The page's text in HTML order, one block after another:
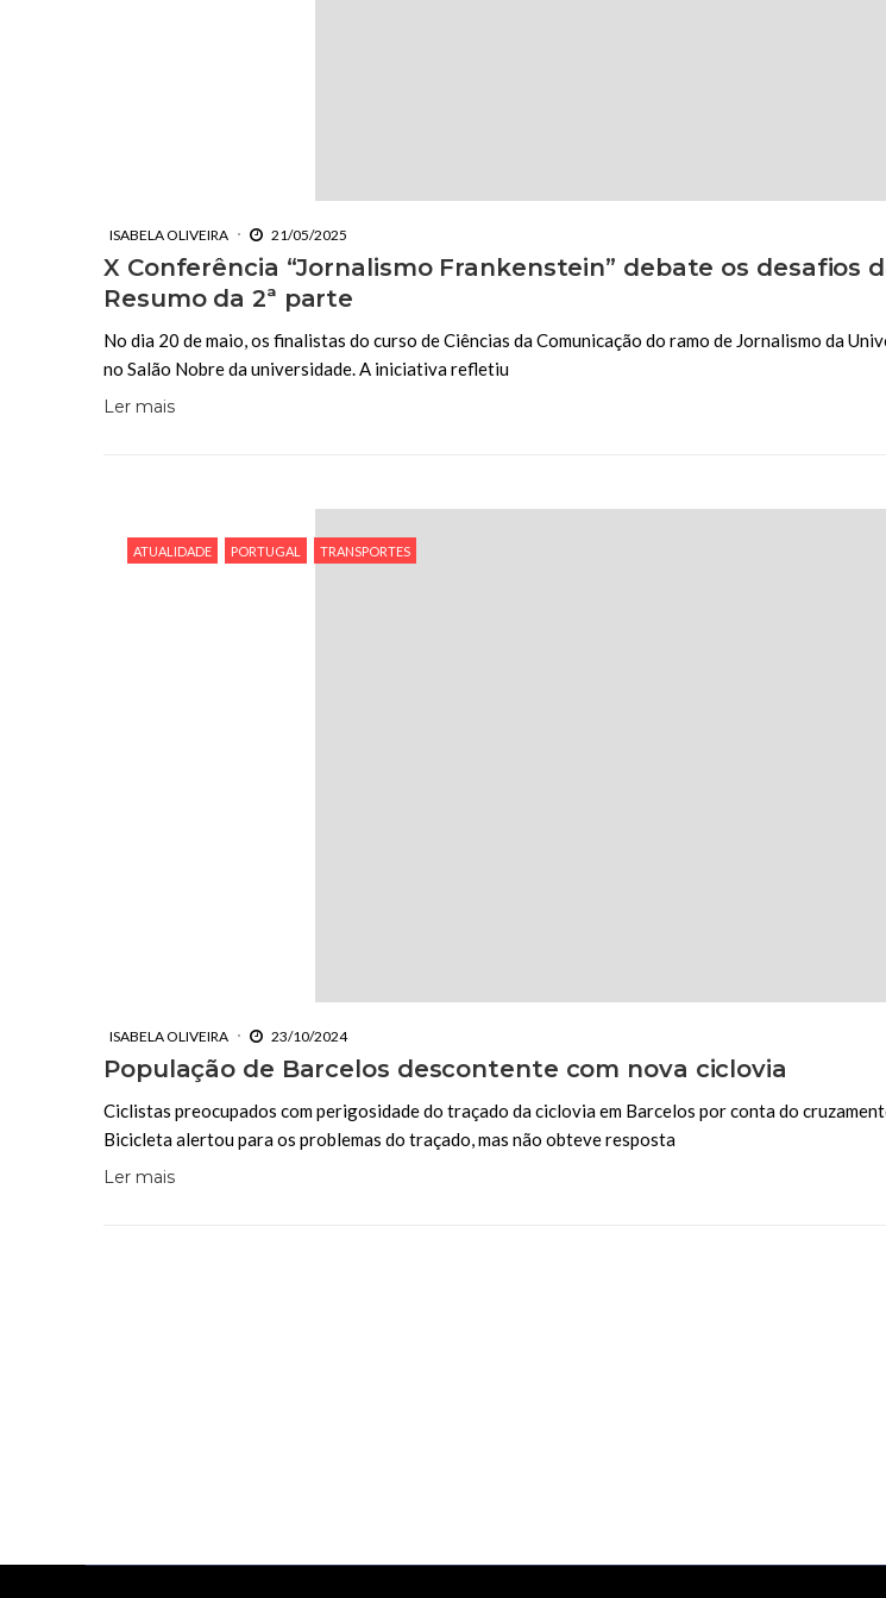
ISABELA OLIVEIRA 21/05/2025
X Conferência “Jornalismo Frankenstein” debate os desafios
Resumo da 2ª parte
No dia 20 de maio, os finalistas do curso de Ciências da Comunicação do ramo de Jornalismo da
no Salão Nobre da universidade. A iniciativa refletiu
Ler mais
ATUALIDADE PORTUGAL TRANSPORTES
ISABELA OLIVEIRA 23/10/2024
População de Barcelos descontente com nova ciclovia
Ciclistas preocupados com perigosidade do traçado da ciclovia em Barcelos por conta do
Bicicleta alertou para os problemas do traçado, mas não obteve resposta
Ler mais